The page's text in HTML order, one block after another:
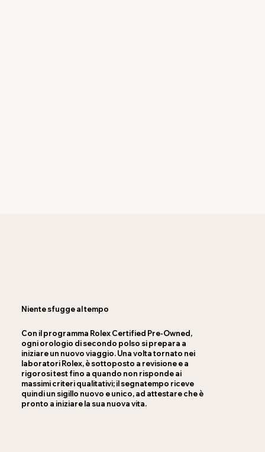
Niente sfugge al tempo
Con il programma Rolex Certified Pre-Owned,
ogni orologio di secondo polso si prepara a
iniziare un nuovo viaggio. Una volta tornato nei
laboratori Rolex, è sottoposto a revisione e a
rigorosi test fino a quando non risponde ai
massimi criteri qualitativi; il segnatempo riceve
quindi un sigillo nuovo e unico, ad attestare che è
pronto a iniziare la sua nuova vita.